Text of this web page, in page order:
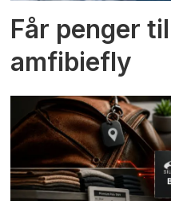
Får penger
amfibiefly